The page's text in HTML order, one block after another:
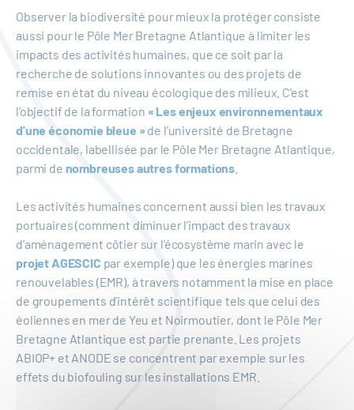
Observer la biodiversité pour mieux la protéger consiste
aussi pour le Pôle Mer Bretagne Atlantique à limiter les
impacts des activités humaines, que ce soit par la
recherche de solutions innovantes ou des projets de
remise en état du niveau écologique des milieux. C’est
l’objectif de la formation « Les enjeux environnementaux
d'une économie bleue »de l’université de Bretagne
occidentale, labellisée par le Pôle Mer Bretagne Atlantique,
parmi de nombreuses autres formations
Les activités humaines concernent aussi bien les travaux
portuaires (comment diminuer l’impact des travaux
d’aménagement côtier sur l’écosystème marin avec le
projet AGESCIC par exemple) que les énergies marines
renouvelables (EMR), à travers notamment la mise en place
de groupements d’intérêt scientifique tels que celui des
éoliennes en mer de Yeu et Noirmoutier, dont le Pôle Mer
Bretagne Atlantique est partie prenante. Les projets
ABIOP+ et ANODE se concentrent par exemple sur les
effets du biofouling sur les installations EMR.